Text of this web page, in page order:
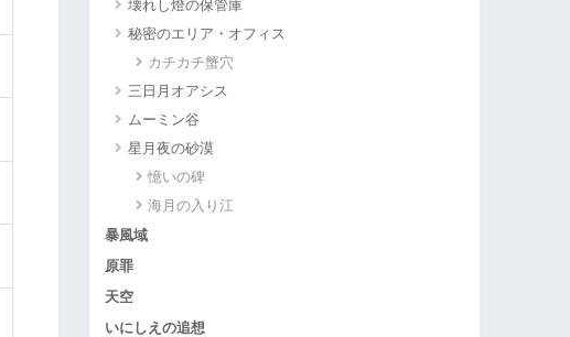
壊れし燈の保管庫
秘密のエリア・オフィス
カチカチ蟹穴
三日月オアシス
ムーミン谷
星月夜の砂漠
憶いの碑
海月の入り江
暴風域
原罪
天空
いにしえの追想